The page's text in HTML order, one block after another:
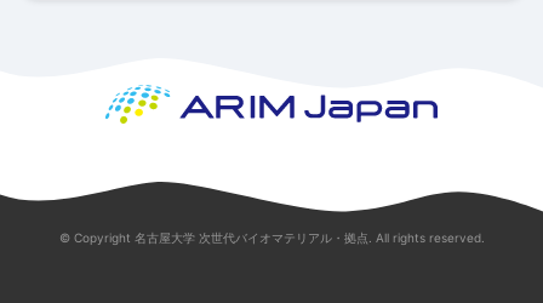
© Copyright 名古屋大学 次世代バイオマテリアル・拠点. All rights reserved.